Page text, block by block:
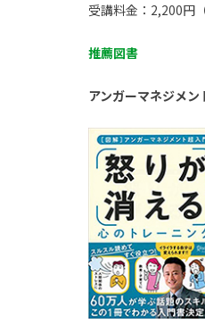
受講料金：2,200円（
推薦図書
アンガーマネジメ